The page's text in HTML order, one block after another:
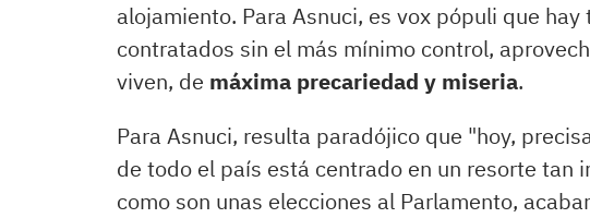
alojamiento. Para Asnuci, es vox pópuli que
contratados sin el más mínimo control,
viven, de máxima precariedad y miseria.
Para Asnuci, resulta paradójico que "hoy,
de todo el país está centrado en un resorte tan
como son unas elecciones al Parlamento,